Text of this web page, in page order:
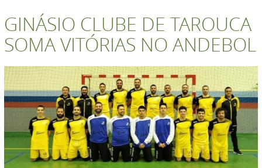
GINÁSIO CLUBE DE TAROUCA
SOMA VITÓRIAS NO ANDEBOL